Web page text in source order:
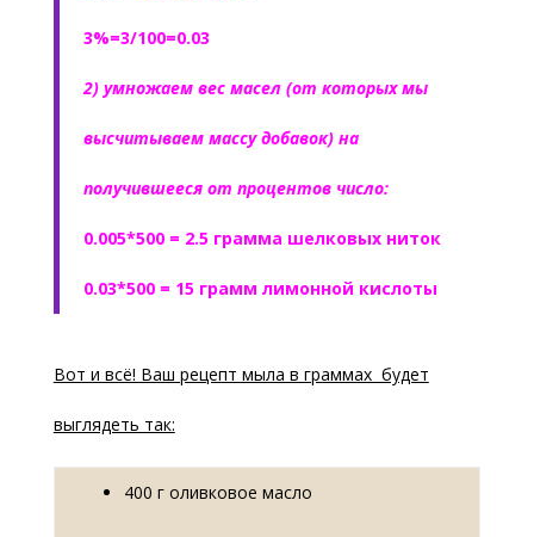
3%=3/100=0.03
2) умножаем вес масел (от которых мы
высчитываем массу добавок) на
получившееся от процентов число:
0.005*500 = 2.5 грамма шелковых ниток
0.03*500 = 15 грамм лимонной кислоты
Вот и всё! Ваш рецепт мыла в граммах будет
выглядеть так:
400 г оливковое масло